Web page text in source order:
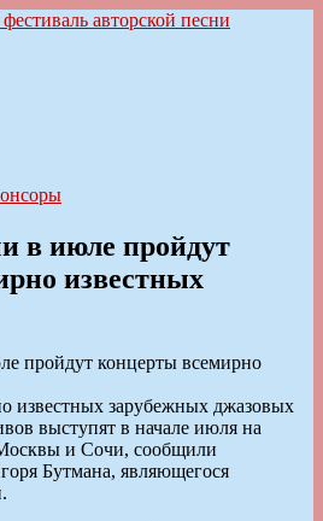
песни
в июле пройдут
известных
известных зарубежных джазовых
выступят в начале июля на
и Сочи, сообщили
Бутмана, являющегося